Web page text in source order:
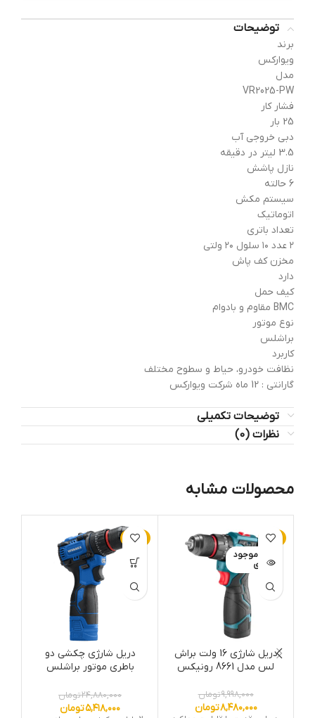
توضیحات
برند
ویوارکس
مدل
VR2025-PW
فشار کار
25 بار
دبی خروجی آب
3.5 لیتر در دقیقه
نازل پاشش
6 حالته
سیستم مکش
اتوماتیک
تعداد باتری
۲ عدد ۱۰ سلول ۲۰ ولتی
مخزن کف پاش
دارد
کیف حمل
BMC مقاوم و بادوام
نوع موتور
براشلس
کاربرد
نظافت خودرو، حیاط و سطوح مختلف
گارانتی : 12 ماه شرکت ویوارکس
توضیحات تکمیلی
نظرات (0)
محصولات مشابه
-15%
اتمام موجود
ی
دریل شارژی 16 ولت براش
لس مدل 8661 رونیکس
۹,۹۹۸,۰۰۰تومان
۸,۴۸۰,۰۰۰تومان
-78%
دریل شارژی چکشی دو
باطری موتور براشلس
۲۴,۸۸۰,۰۰۰تومان
۵,۴۱۸,۰۰۰تومان